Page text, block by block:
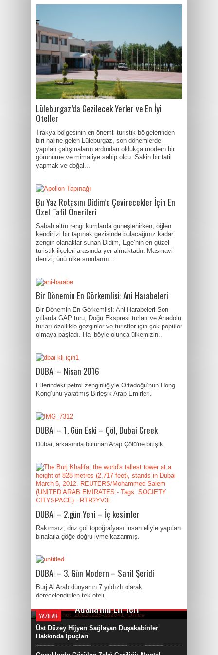
Lüleburgaz’da Gezilecek Yerler ve En İyi
Oteller
Trakya bölgesinin en önemli turistik bölgelerinden
biri haline gelen Lüleburgaz, son dönemlerde
yapılan çalışmaların ardından oldukça modern bir
görünüme ve mimariye sahip oldu. Sakin bir tatil
yapmak ve doğal...
Bu Yaz Rotasını Didim’e Çevirecekler İçin En
Özel Tatil Önerileri
Sabah altın rengi kumlarda güneşlenirken, öğlen
kendinizi bir tapınak gezisinde bulacağınız kadar
zengin olanaklar sunan Didim, Ege’nin en güzel
turistik ilçeleri arasında yer almaktadır. Masmavi
denizi, ünü ülke sınırlarını...
Bir Dönemin En Görkemlisi: Ani Harabeleri
Bir Dönemin En Görkemlisi: Ani Harabeleri Son
yıllarda GAP turu, Doğu Ekspresi turları ve Anadolu
turları özellikle gezginler ve turistler için çok popüler
olmaya başladı. Hal böyle olunca ülkemizin...
DUBAİ – Nisan 2016
Ellerindeki petrol zenginliğiyle Ortadoğu’nun Hong
Kong’unu yaratmış Birleşik Arap Emirleri.
DUBAİ – 1. Gün Eski – Çöl, Dubai Creek
Dubai, arkasında bulunan Arap Çölü'ne bitişik.
DUBAİ – 2.gün Yeni – İç kesimler
Rakımsız, düz çöl topoğrafyası insan eliyle yapılan
binalarla göğe doğru ivme kazanmış.
DUBAİ – 3. Gün Modern – Sahil Şeridi
Burj Al Arab dünyanın 7 yıldızlı olarak
derecelendirilen tek oteli.
YAZILAR
Adana’nın En ‘leri
Üst Düzey Hijyen Sağlayan Duşakabinler
Hakkında İpuçları